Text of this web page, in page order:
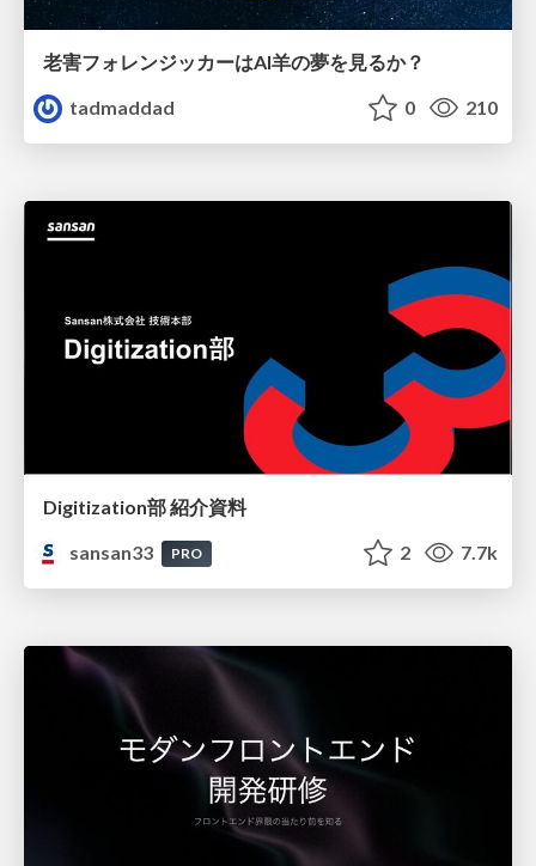
老害フォレンジッカーはAI羊の夢を見るか？
tadmaddad
0 210
Digitization部 紹介資料
sansan33
PRO 2 7.7k